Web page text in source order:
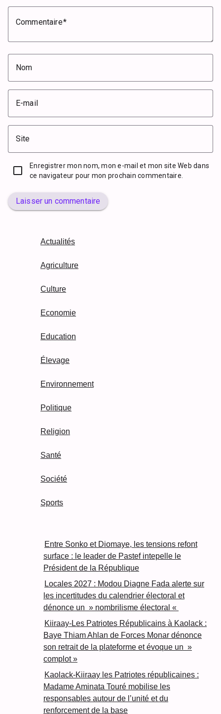
Commentaire
Nom
E-mail
Site
Enregistrer mon nom, mon e-mail et mon site Web dans
ce navigateur pour mon prochain commentaire.
Laisser un commentaire
Actualités
Agriculture
Culture
Economie
Education
Élevage
Environnement
Politique
Religion
Santé
Société
Sports
Entre Sonko et Diomaye, les tensions refont
surface : le leader de Pastef intepelle le
Président de la République
Locales 2027 : Modou Diagne Fada alerte sur
les incertitudes du calendrier électoral et
dénonce un » nombrilisme électoral «
Kiiraay-Les Patriotes Républicains à Kaolack :
Baye Thiam Ahlan de Forces Monar dénonce
son retrait de la plateforme et évoque un »
complot »
Kaolack-Kiiraay les Patriotes républicaines :
Madame Aminata Touré mobilise les
responsables autour de l’unité et du
renforcement de la base